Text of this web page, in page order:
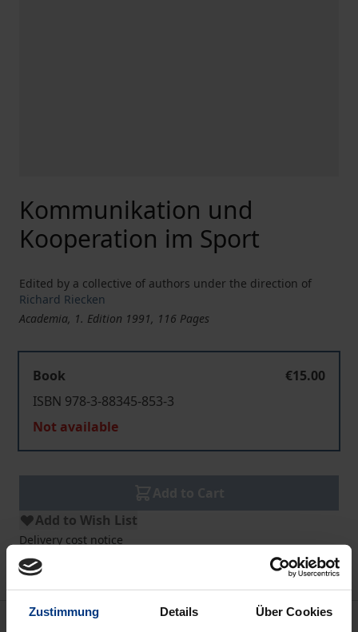
Zustimmung Details Über Cookies
Kommunikation und
Kooperation im Sport
Edited by a collective of authors under the direction of
Richard Riecken
Academia, 1. Edition 1991, 116 Pages
Book
€15.00
ISBN 978-3-88345-853-3
Not available
Add to Wish List
Delivery cost notice
Bibliographical data